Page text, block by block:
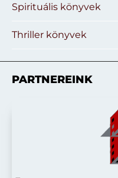
Spirituális könyvek
Thriller könyvek
PARTNEREINK